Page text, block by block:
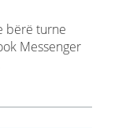
bërë turne
Messenger